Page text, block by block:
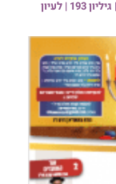
עלון דרך הבעש"ט לפרשת וישב – חנוכה ה'תשפ"א | גיליון 193 | לעיון